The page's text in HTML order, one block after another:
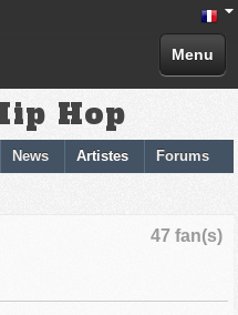
Menu
Hop
News Artistes Forums
47 fan(s)